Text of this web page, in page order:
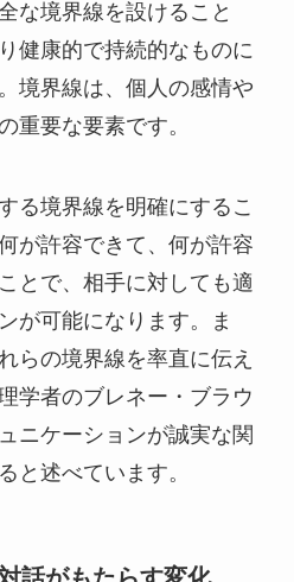
な境界線を設けること
健康的で持続的なものに
境界線は、個人の感情や
重要な要素です。
る境界線を明確にするこ
が許容できて、何が許容
とで、相手に対しても適
が可能になります。ま
らの境界線を率直に伝え
学者のブレネー・ブラウ
ニケーションが誠実な関
と述べています。